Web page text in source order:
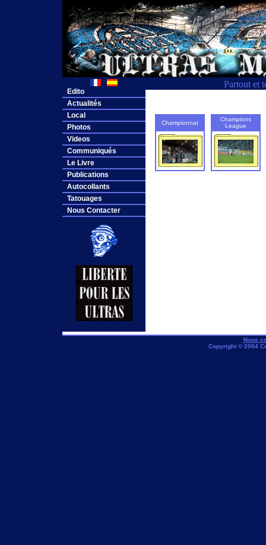
Partout et
Edito
Actualités
Local
Photos
Videos
Communiqués
Le Livre
Publications
Autocollants
Tatouages
Nous Contacter
Championnat
Champions
League
Nous
Copyright © 2004